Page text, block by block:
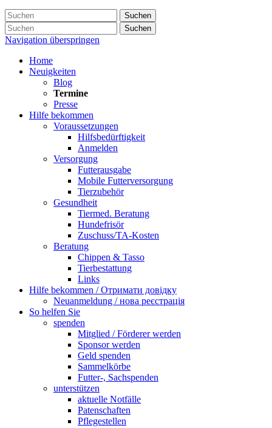
Suchen
Suchen
Navigation überspringen
Home
Neuigkeiten
Blog
Termine
Presse
Hilfe bekommen
Voraussetzungen
Hilfsbedürftigkeit
Anmelden
Versorgung
Futterausgabe
Mobile Futterversorgung
Tierzubehör
Gesundheit
Tiermed. Beratung
Hundefrisör
Zuschuss/TA-Kosten
Beratung
Chippen & Tasso
Tierbestattung
Links
Hilfe bekommen / Отримати довідку
Neuanmeldung / нова реєстрація
So helfen Sie
spenden
Mitglied / Förderer werden
Sponsor werden
Geld spenden
Sammelkörbe
Futter-, Sachspenden
unterstützen
aktuelle Notfälle
Patenschaften
Pflegestellen